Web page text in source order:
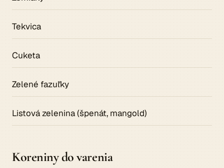
Tekvica
Cuketa
Zelené fazuľky
Listová zelenina (špenát, mangold)
Koreniny do varenia